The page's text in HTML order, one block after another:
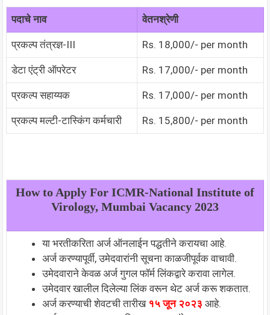
पदाचे नाव वेतनश्रेणी
प्रकल्प तंत्रज्ञ-III Rs. 18,000/- per month
डेटा एंट्री ऑपरेटर Rs. 17,000/- per month
प्रकल्प सहाय्यक Rs. 17,000/- per month
प्रकल्प मल्टी-टास्किंग कर्मचारी Rs. 15,800/- per month
How to Apply For ICMR-National Institute of
Virology, Mumbai Vacancy 2023
या भरतीकरिता अर्ज ऑनलाईन पद्धतीने करायचा आहे.
अर्ज करण्यापूर्वी, उमेदवारांनी सूचना काळजीपूर्वक वाचावी.
उमेदवाराने केवळ अर्ज गुगल फॉर्म लिंकद्वारे करावा लागेल.
उमेदवार खालील दिलेल्या लिंक वरून थेट अर्ज करू शकतात.
अर्ज करण्याची शेवटची तारीख १५ जून २०२३ आहे.